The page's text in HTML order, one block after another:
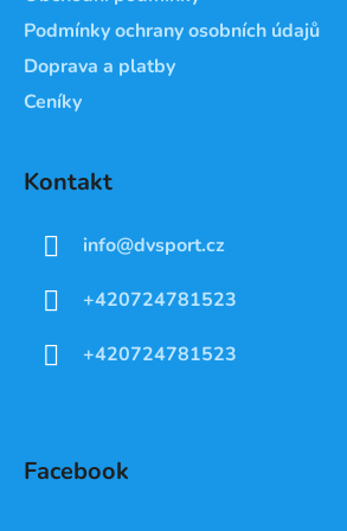
Podmínky ochrany osobních údajů
Doprava a platby
Ceníky
Kontakt
info@dvsport.cz
+420724781523
+420724781523
Facebook